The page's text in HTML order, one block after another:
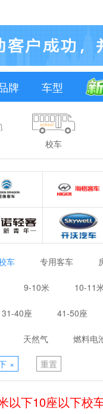
牌 车型
校车
车 专用客车
9-10米 10-11
31-40座 41-50座
天然气 燃料电
× 重置
以下10座以下校